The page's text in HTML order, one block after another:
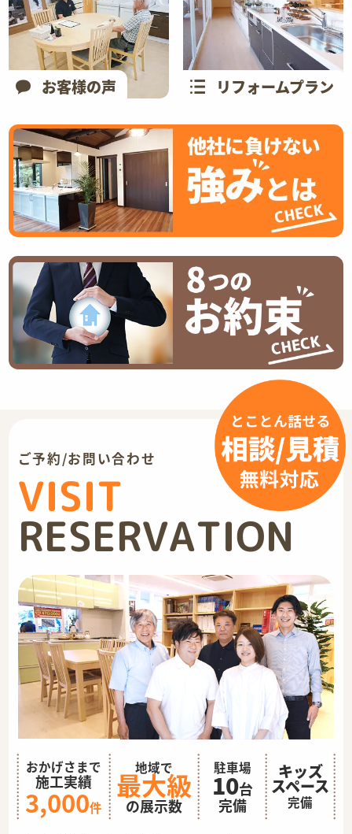
お客様の声 リフォームプラン
ご予約/お問い合わせ
VISIT
RESERVATION
おかげさまで
施工実績
3,000件
地域で
最大級
の展示数
駐車場
10台
完備
キッズ
スペース
完備